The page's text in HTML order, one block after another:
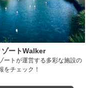
ゾートWalker
ートが運営する多彩な施設の
をチェック！